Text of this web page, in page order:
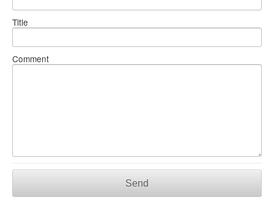
Title
Comment
Send